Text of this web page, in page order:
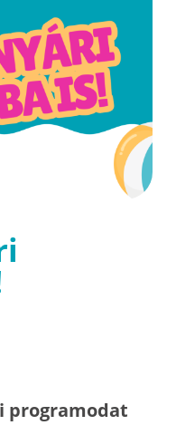
programodat